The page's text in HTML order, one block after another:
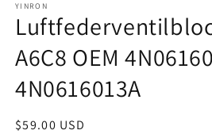
YINRON
A6C8 OEM
4N0616013A
Regulärer
$59.00 USD